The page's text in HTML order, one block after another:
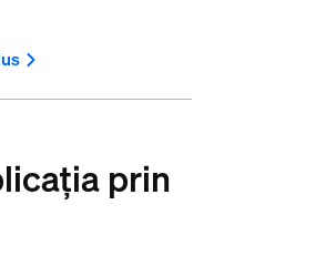
prin